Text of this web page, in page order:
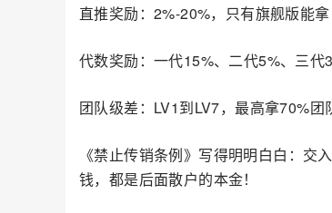
直推奖励：2%-20%，只有旗舰版能拿
代数奖励：一代15%、二代5%、三代
团队级差：LV1到LV7，最高拿70%团
《禁止传销条例》写得明明白白：交
钱，都是后面散户的本金！